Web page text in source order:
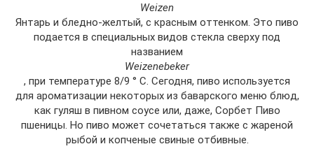
Weizen
Янтарь и бледно-желтый, с красным оттенком. Это пиво
подается в специальных видов стекла сверху под
названием
Weizenebeker
, при температуре 8/9 ° C. Сегодня, пиво используется
для ароматизации некоторых из баварского меню блюд,
как гуляш в пивном соусе или, даже, Сорбет Пиво
пшеницы. Но пиво может сочетаться также с жареной
рыбой и копченые свиные отбивные.